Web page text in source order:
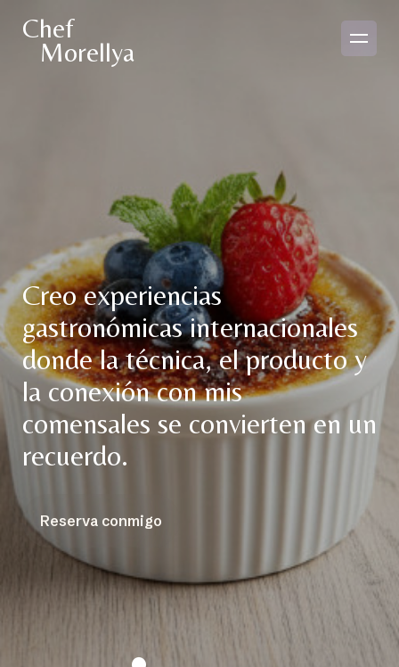
Chef
Morellya
Creo experiencias
gastronómicas internacionales
donde la técnica, el producto y
la conexión con mis
comensales se convierten en un
recuerdo.
Reserva conmigo